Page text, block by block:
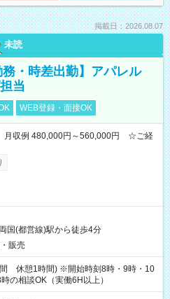
掲載日：2026.08.07
未読
・時差出勤】アパレル
当
WEB登録・面接OK
月収例 480,000円～560,000円 ☆ご経
両国(都営線)駅から徒歩4分
販売
休憩1時間) ※開始時刻8時・9時・10
の相談OK（実働6H以上）